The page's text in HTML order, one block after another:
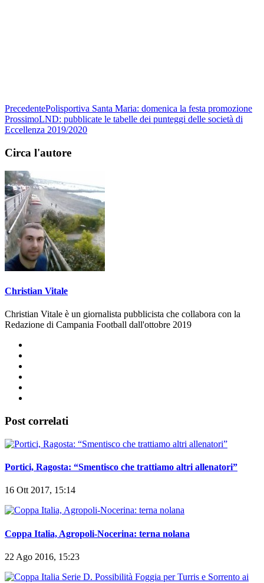
PrecedentePolisportiva Santa Maria: domenica la festa promozione
ProssimoLND: pubblicate le tabelle dei punteggi delle società di
Eccellenza 2019/2020
Circa l'autore
Christian Vitale
Christian Vitale è un giornalista pubblicista che collabora con la
Redazione di Campania Football dall'ottobre 2019
Post correlati
Portici, Ragosta: “Smentisco che trattiamo altri allenatori”
16 Ott 2017, 15:14
Coppa Italia, Agropoli-Nocerina: terna nolana
22 Ago 2016, 15:23